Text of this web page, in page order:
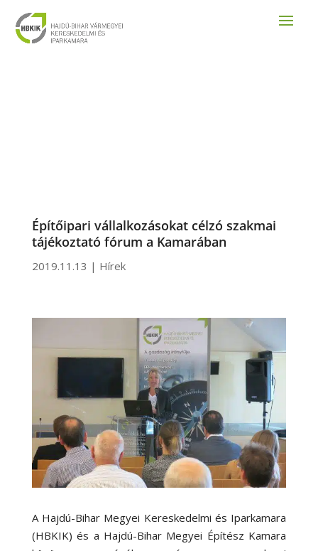
Építőipari vállalkozásokat célzó szakmai
tájékoztató fórum a Kamarában
2019.11.13 | Hírek
A Hajdú-Bihar Megyei Kereskedelmi és Iparkamara
(HBKIK) és a Hajdú-Bihar Megyei Építész Kamara